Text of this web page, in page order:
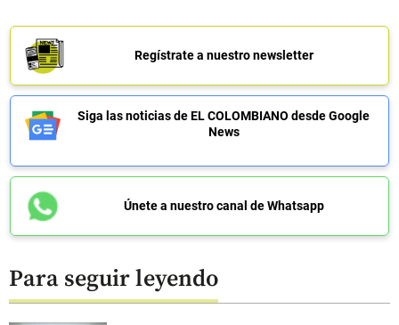
Regístrate a nuestro newsletter
Siga las noticias de EL COLOMBIANO desde Google
News
Únete a nuestro canal de Whatsapp
Para seguir leyendo